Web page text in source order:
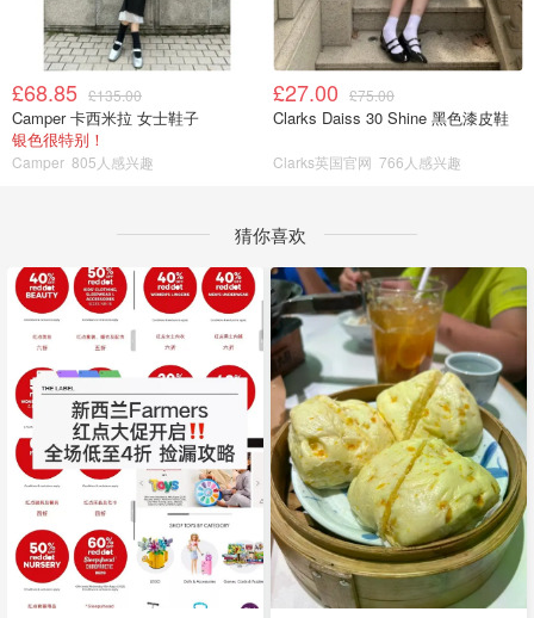
£68.85 £135.00
Camper 卡西米拉 女士鞋子
银色很特别！
Camper 805人感兴趣
£27.00 £75.00
Clarks Daiss 30 Shine 黑色漆皮鞋
Clarks英国官网 766人感兴趣
猜你喜欢